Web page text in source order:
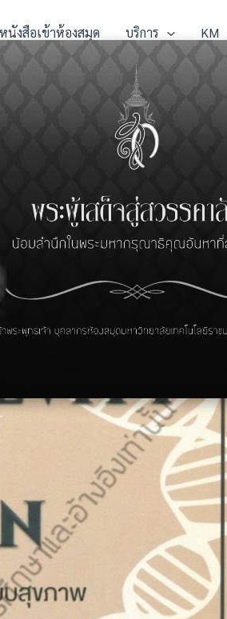
นังสือเข้าห้องสมุด บริการ KM